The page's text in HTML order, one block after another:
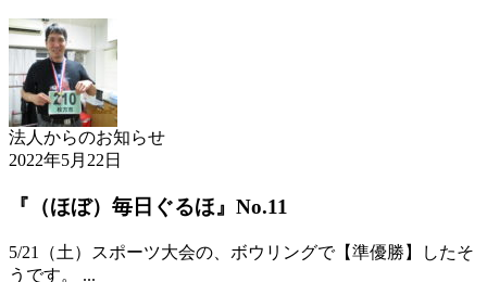
法人からのお知らせ
2022年5月22日
『（ほぼ）毎日ぐるほ』No.11
5/21（土）スポーツ大会の、ボウリングで【準優勝】したそ
うです。 ...